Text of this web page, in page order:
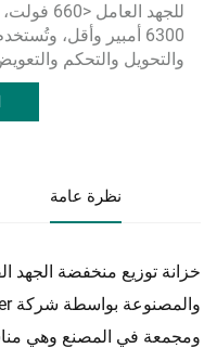
للجهد
6300 أمبير وأقل،
والتحويل والتحكم
نظرة عامة
ومجمعة في المصنع وهي